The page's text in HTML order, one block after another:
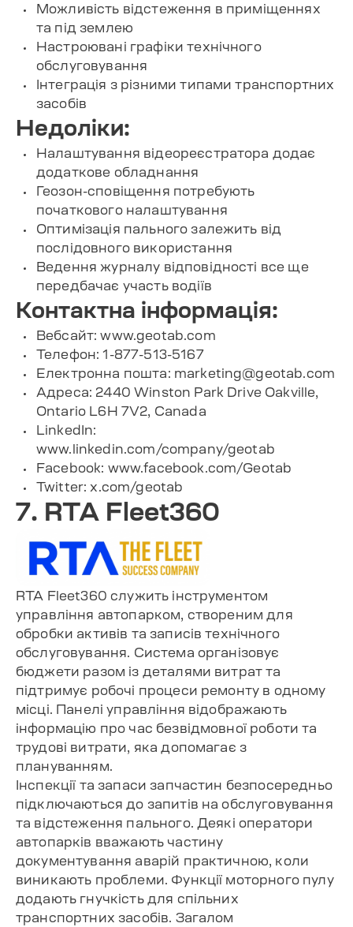
Можливість відстеження в приміщеннях
та під землею
Настроювані графіки технічного
обслуговування
Інтеграція з різними типами транспортних
засобів
Недоліки:
Налаштування відеореєстратора додає
додаткове обладнання
Геозон-сповіщення потребують
початкового налаштування
Оптимізація пального залежить від
послідовного використання
Ведення журналу відповідності все ще
передбачає участь водіїв
Контактна інформація:
Вебсайт: www.geotab.com
Телефон: 1-877-513-5167
Електронна пошта: marketing@geotab.com
Адреса: 2440 Winston Park Drive Oakville,
Ontario L6H 7V2, Canada
LinkedIn:
www.linkedin.com/company/geotab
Facebook: www.facebook.com/Geotab
Twitter: x.com/geotab
7. RTA Fleet360
RTA Fleet360 служить інструментом
управління автопарком, створеним для
обробки активів та записів технічного
обслуговування. Система організовує
бюджети разом із деталями витрат та
підтримує робочі процеси ремонту в одному
місці. Панелі управління відображають
інформацію про час безвідмовної роботи та
трудові витрати, яка допомагає з
плануванням.
Інспекції та запаси запчастин безпосередньо
підключаються до запитів на обслуговування
та відстеження пального. Деякі оператори
автопарків вважають частину
документування аварій практичною, коли
виникають проблеми. Функції моторного пулу
додають гнучкість для спільних
транспортних засобів. Загалом